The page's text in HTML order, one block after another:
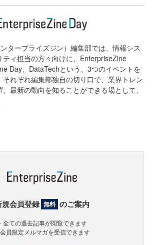
タープライズジン）編集部では、情報シス
ティ担当の方々向けに、EnterpriseZine
Day、DataTechという、3つのイベントを
それぞれ編集部独自の切り口で、業界トレン
。最新の動向を知ることができる場として、
規会員登録 無料 のご案内
・全ての過去記事が閲覧できます
会員限定メルマガを受信できます